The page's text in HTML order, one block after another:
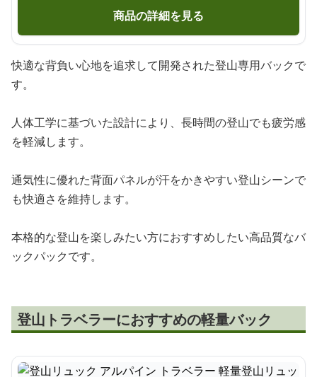
商品の詳細を見る
快適な背負い心地を追求して開発された登山専用バックで
す。
人体工学に基づいた設計により、長時間の登山でも疲労感
を軽減します。
通気性に優れた背面パネルが汗をかきやすい登山シーンで
も快適さを維持します。
本格的な登山を楽しみたい方におすすめしたい高品質なバ
ックパックです。
登山トラベラーにおすすめの軽量バック